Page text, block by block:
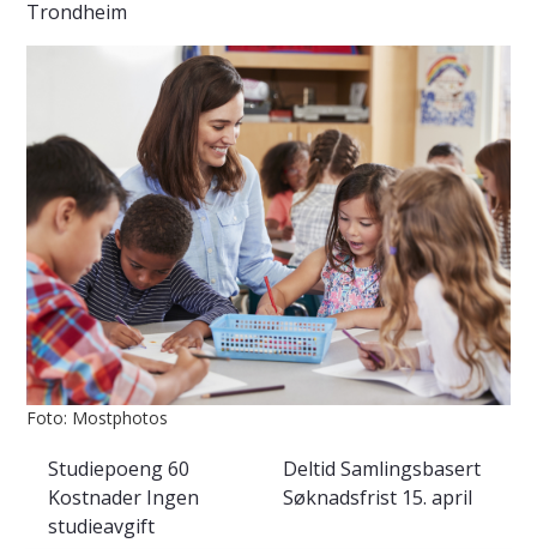
Trondheim
Foto: Mostphotos
Studiepoeng60 Deltid Samlingsbasert
Kostnader Ingen
studieavgift
Søknadsfrist 15. april